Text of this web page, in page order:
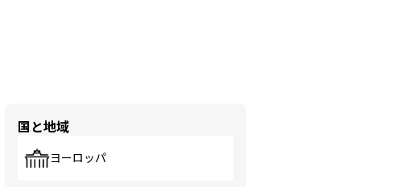
国と地域
ヨーロッパ